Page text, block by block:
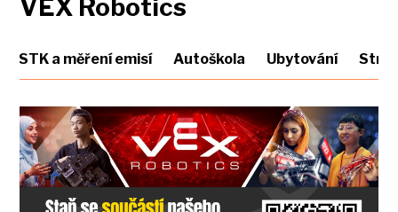
VEX Robotics
STK a měření emisí Autoškola Ubytování